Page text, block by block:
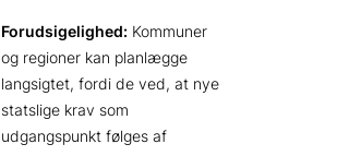
Forudsigelighed: Kommuner
og regioner kan planlægge
langsigtet, fordi de ved, at nye
statslige krav som
udgangspunkt følges af